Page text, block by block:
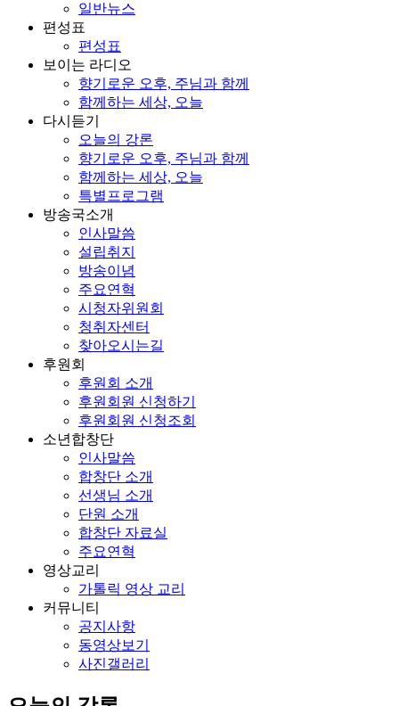
일반뉴스
편성표
편성표
보이는 라디오
향기로운 오후, 주님과 함께
함께하는 세상, 오늘
다시듣기
오늘의 강론
향기로운 오후, 주님과 함께
함께하는 세상, 오늘
특별프로그램
방송국소개
인사말씀
설립취지
방송이념
주요연혁
시청자위원회
청취자센터
찾아오시는길
후원회
후원회 소개
후원회원 신청하기
후원회원 신청조회
소년합창단
인사말씀
합창단 소개
선생님 소개
단원 소개
합창단 자료실
주요연혁
영상교리
가톨릭 영상 교리
커뮤니티
공지사항
동영상보기
사진갤러리